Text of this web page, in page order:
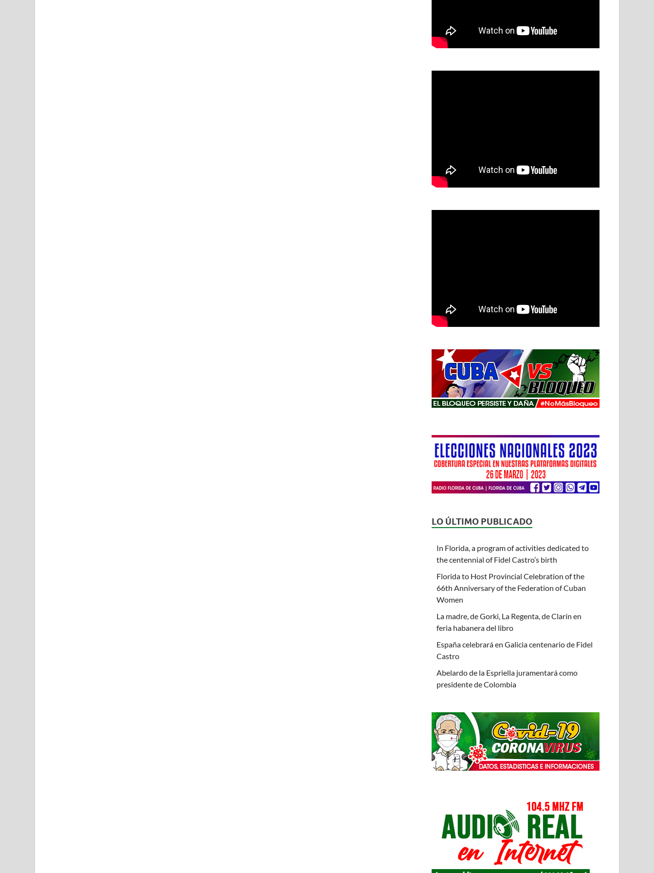
LO ÚLTIMO PUBLICADO
In Florida, a program of activities dedicated to
the centennial of Fidel Castro’s birth
Florida to Host Provincial Celebration of the
66th Anniversary of the Federation of Cuban
Women
La madre, de Gorki, La Regenta, de Clarín en
feria habanera del libro
España celebrará en Galicia centenario de Fidel
Castro
Abelardo de la Espriella juramentará como
presidente de Colombia